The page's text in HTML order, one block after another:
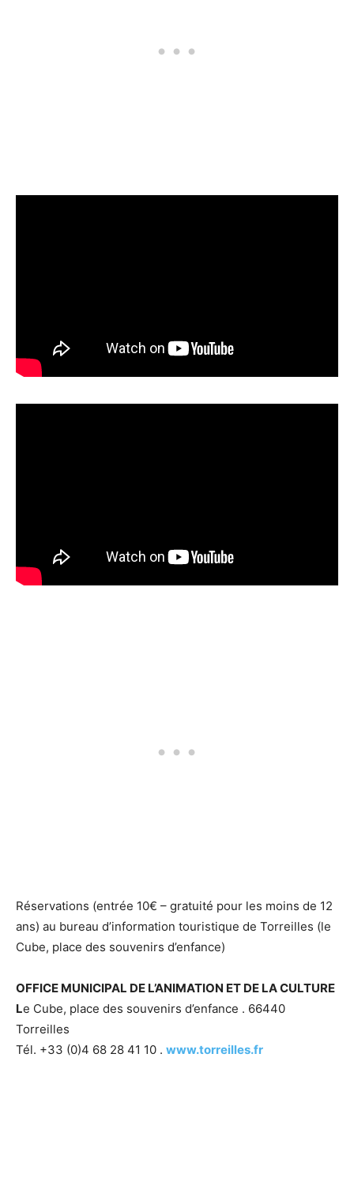
Réservations (entrée 10€ – gratuité pour les moins de 12
ans) au bureau d’information touristique de Torreilles (le
Cube, place des souvenirs d’enfance)
OFFICE MUNICIPAL DE L’ANIMATION ET DE LA CULTURE
Le Cube, place des souvenirs d’enfance . 66440
Torreilles
Tél. +33 (0)4 68 28 41 10 . www.torreilles.fr